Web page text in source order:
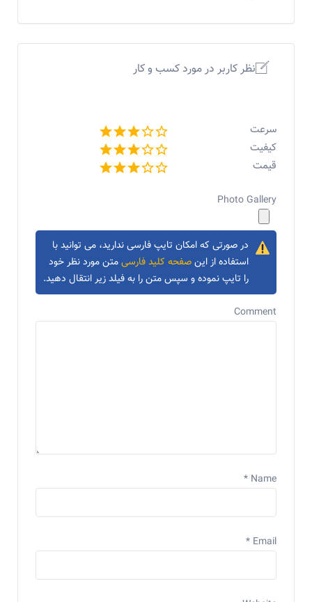
نظر کاربر در مورد کسب و کار
سرعت
کیفیت
قیمت
Photo Gallery
در صورتی که امکان تایپ فارسی ندارید، می توانید با
استفاده از اینصفحه کلید فارسیمتن مورد نظر خود
را تایپ نموده و سپس متن را به فیلد زیر انتقال دهید.
Comment
Name
*
Email
*